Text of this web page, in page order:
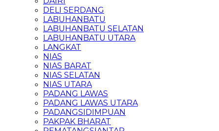
DELI SERDANG
LABUHANBATU
LABUHANBATU SELATAN
LABUHANBATU UTARA
LANGKAT
NIAS
NIAS BARAT
NIAS SELATAN
NIAS UTARA
PADANG LAWAS
PADANG LAWAS UTARA
PADANGSIDIMPUAN
PAKPAK BHARAT